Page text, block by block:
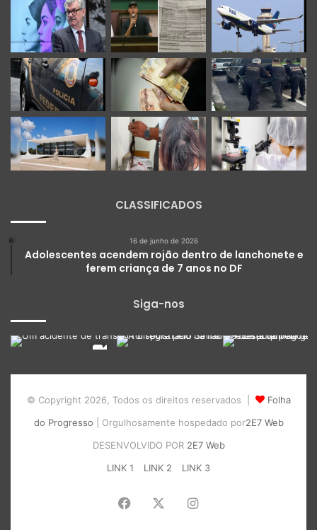
CLASSIFICADOS
16 de junho de 2026
Adolescentes acendem rojão dentro de lanchonete e
ferem criança de 7 anos no DF
Siga-nos
© Copyright 2026, Todos os direitos reservados |
Folha
do Progresso | Orgulhosamente hospedado por2E7 Web
DESENVOLVIDO POR 2E7 Web
LINK 1
LINK 2 LINK 3
Facebook Instagram